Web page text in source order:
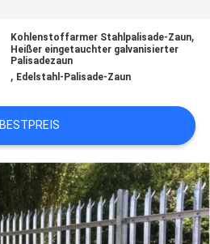
Kohlenstoffarmer Stahlpalisade-Zaun,
Heißer eingetauchter galvanisierter
Palisadezaun
, Edelstahl-Palisade-Zaun
BESTPREIS